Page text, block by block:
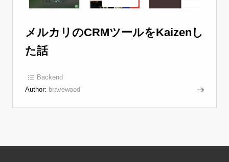
メルカリのCRMツールをKaizenし
た話
Backend
Author: bravewood